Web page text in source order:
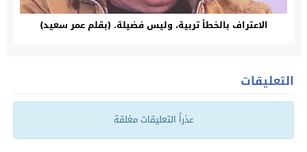
الاعتراف بالخطأ تربية، وليس فضيلة. (بقلم عمر سعيد)
التعليقات
عذراً التعليقات مغلقة